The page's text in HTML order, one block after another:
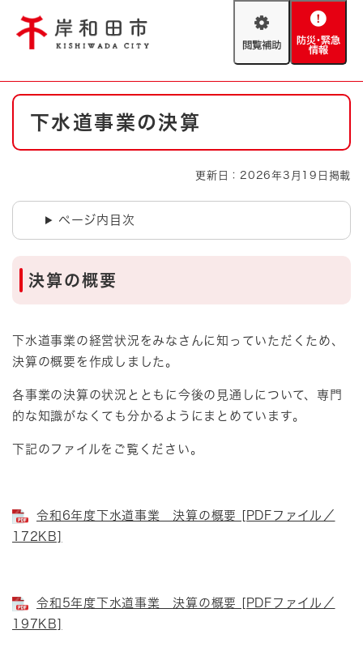
閲
助
防
緊
やさしい日本語
背景色変更 白 黒 青
防災・緊急情報
ハザードマップ AED設置箇所
本
下水道事業の決算
更新日：2026年3月19日掲載
ページ内目次
決算の概要
下水道事業の経営状況をみなさんに知っていただくため、
決算の概要を作成しました。
各事業の決算の状況とともに今後の見通しについて、専門
的な知識がなくても分かるようにまとめています。
下記のファイルをご覧ください。
令和6年度下水道事業 決算の概要 [PDFファイル／
172KB]
令和5年度下水道事業 決算の概要 [PDFファイル／
197KB]